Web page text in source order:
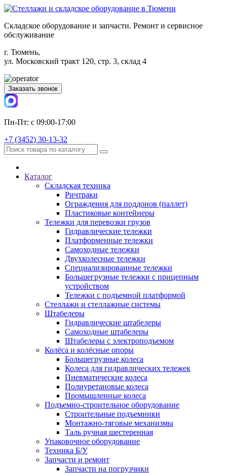
Складское оборудование и запчасти. Ремонт и сервисное
обслуживание
г. Тюмень,
ул. Московский тракт 120, стр. 3, склад 4
Заказать звонок
Пн-Пт: с 09:00-17:00
+7 (3452) 30-13-32
Каталог
Складская техника
Ричтраки
Ограждения для поддонов (паллет)
Пластиковые контейнеры
Тележки для перевозки грузов
Гидравлические тележки
Платформенные тележки
Самоходные тележки
Двухколесные тележки
Специализированные тележки
Большегрузные тележки с прицепным
устройством
Тележки с подъемной платформой
Стеллажи и стеллажные системы
Штабелеры
Гидравлические штабелеры
Самоходные штабелеры
Штабелеры с электроподъемом
Колёса и колёсные опоры
Большегрузные колеса
Колеса для гидравлических тележек
Пневматические колеса
Полиуретановые колеса
Промышленные колеса
Подъемно-строительное оборудование
Строительные подъемники
Монтажно-тяговые механизмы
Таль ручная шестеренная
Упаковочное оборудование
Техника Б/У
Запчасти и ремонт
Запчасти на погрузчики